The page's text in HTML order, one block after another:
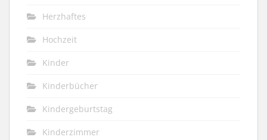
Herzhaftes
Hochzeit
Kinder
Kinderbücher
Kindergeburtstag
Kinderzimmer